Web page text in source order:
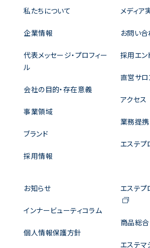
私たちについて
企業情報
代表メッセージ・プロフィー
ル
会社の目的・存在意義
事業領域
ブランド
採用情報
メディア
お問い
採用エン
直営サロ
アクセス
業務提携
エステプ
お知らせ
インナービューティコラム
個人情報保護方針
エステプ
商品総合
エステマ